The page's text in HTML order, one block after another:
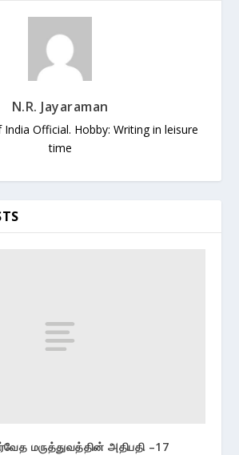
N.R. Jayaraman
Official. Hobby: Writing in leisure
time
மருத்துவத்தின் அதிபதி –17